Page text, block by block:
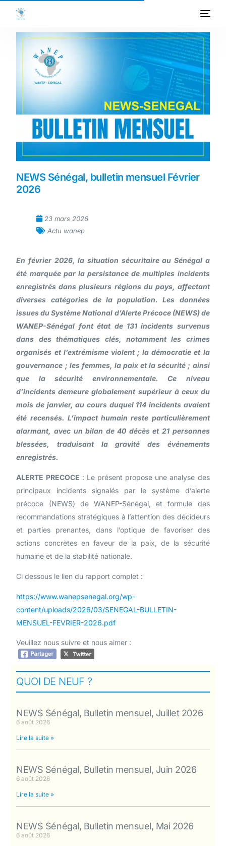
NEWS Sénégal, bulletin mensuel Février
2026
23 mars 2026
Actu wanep
En février 2026, la situation sécuritaire au Sénégal a
été marquée par la persistance de multiples incidents
enregistrés dans plusieurs régions du pays, affectant
diverses catégories de la population. Les données
issues du Système National d’Alerte Précoce (NEWS) de
WANEP-Sénégal font état de 131 incidents survenus
dans des thématiques clés, notammentles crimes
organisés et l’extrémisme violent ; la démocratie et la
gouvernance ; les femmes, la paix et la sécurité ; ainsi
que la sécurité environnementale. Ce niveau
d’incidents demeure globalement supérieur à ceux du
mois de janvier, au cours duquel 114 incidents avaient
été recensés. L’impact humain reste particulièrement
alarmant, avec un bilan de40 décès et 21 personnes
blessées,traduisant la gravité des événements
enregistrés.
ALERTE PRECOCE : Le présent propose une analyse des
principaux incidents signalés par le système d’alerte
précoce (NEWS) de WANEP-Sénégal, et formule des
recommandations stratégiques à l’attention des décideurs
et parties prenantes, dans l’optique de favoriser des
actions concrètes en faveur de la paix, de la sécurité
humaine et de la stabilité nationale.
Ci dessous le lien du rapport complet :
https://www.wanepsenegal.org/wp-
content/uploads/2026/03/SENEGAL-BULLETIN-
MENSUEL-FEVRIER-2026.pdf
Veuillez nous suivre et nous aimer :
QUOI DE NEUF ?
NEWS Sénégal, Bulletin mensuel, Juillet 2026
6 août 2026
Lire la suite »
NEWS Sénégal, Bulletin mensuel, Juin 2026
6 août 2026
Lire la suite »
NEWS Sénégal, Bulletin mensuel, Mai 2026
6 août 2026
ACCUEIL
A PROPOS
PROGRAMMES
PROJETS
PUBLICATIONS